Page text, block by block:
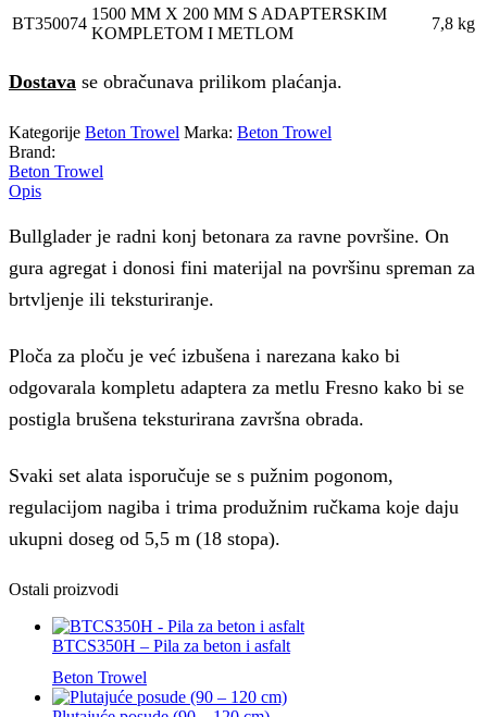
BT350074
1500 MM X 200 MM S ADAPTERSKIM
KOMPLETOM I METLOM
7,8 kg
Dostava se obračunava prilikom plaćanja.
Kategorije Beton Trowel Marka: Beton Trowel
Brand:
Beton Trowel
Opis
Bullglader je radni konj betonara za ravne površine. On
gura agregat i donosi fini materijal na površinu spreman za
brtvljenje ili teksturiranje.
Ploča za ploču je već izbušena i narezana kako bi
odgovarala kompletu adaptera za metlu Fresno kako bi se
postigla brušena teksturirana završna obrada.
Svaki set alata isporučuje se s pužnim pogonom,
regulacijom nagiba i trima produžnim ručkama koje daju
ukupni doseg od 5,5 m (18 stopa).
Ostali proizvodi
BTCS350H – Pila za beton i asfalt
Beton Trowel